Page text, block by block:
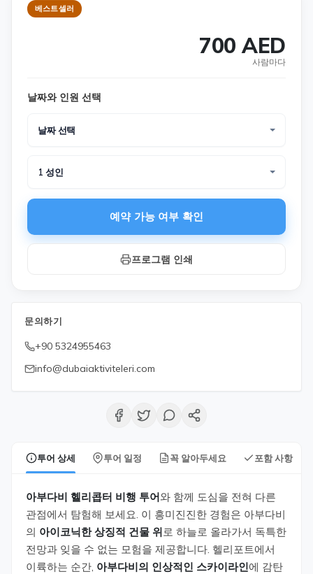
투어 상세 투어 일정 꼭 알아두세요 포함 사항
아부다비 헬리콥터 비행 투어와 함께 도심을 전혀 다른
관점에서 탐험해 보세요. 이 흥미진진한 경험은 아부다비
의 아이코닉한 상징적 건물 위로 하늘로 올라가서 독특한
전망과 잊을 수 없는 모험을 제공합니다. 헬리포트에서
이륙하는 순간, 아부다비의 인상적인 스카이라인에 감탄
베스트셀러
700 AED
사람마다
날짜와 인원 선택
날짜 선택
1 성인
예약 가능 여부 확인
프로그램 인쇄
문의하기
+90 5324955463
info@dubaiaktiviteleri.com